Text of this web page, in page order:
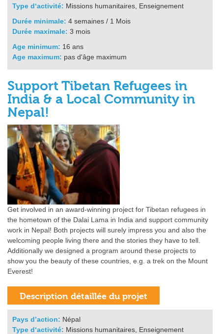
Type d‘activité: Missions humanitaires, Enseignement
Durée minimale: 4 semaines / 1 Mois
Durée maximale: 3 mois
Age minimum: 16 ans
Age maximum: pas d'âge maximum
Support Tibetan Refugees in
India & a Local Community in
Nepal!
Get involved in an award-winning project for Tibetan refugees in
the hometown of the Dalai Lama in India and support community
work in Nepal! Both projects will surely impress you and also the
welcoming people living there and the stories they have to tell.
Additionally we designed a program around these projects to
show you the beauty of these countries, e.g. a trek on the Mount
Everest!
Pays d’action: Népal
Type d‘activité: Missions humanitaires, Enseignement